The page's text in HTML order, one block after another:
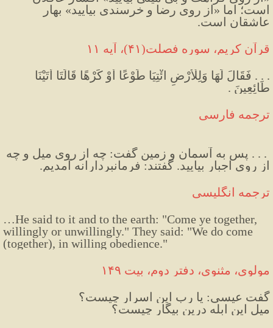
عاشقان است.
قرآن کریم، سوره فصلت(۴۱)، آيه ١١
طَائِعِينَ .
ترجمه فارسی
از روی اجبار بياييد. گفتند: فرمانبردارانه آمديم.
ترجمه انگلیسی
…He said to it and to the earth: "Come ye together,
willingly or unwillingly." They said: "We do come
(together), in willing obedience."
مولوی، مثنوی، دفتر دوم، بیت ۱۴۹
گفت عیسی: یا رب این اسرار چیست؟
میل این ابله درین بیگار چیست؟